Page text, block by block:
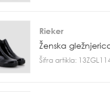
Rieker
Ženska
Šifra artikla: